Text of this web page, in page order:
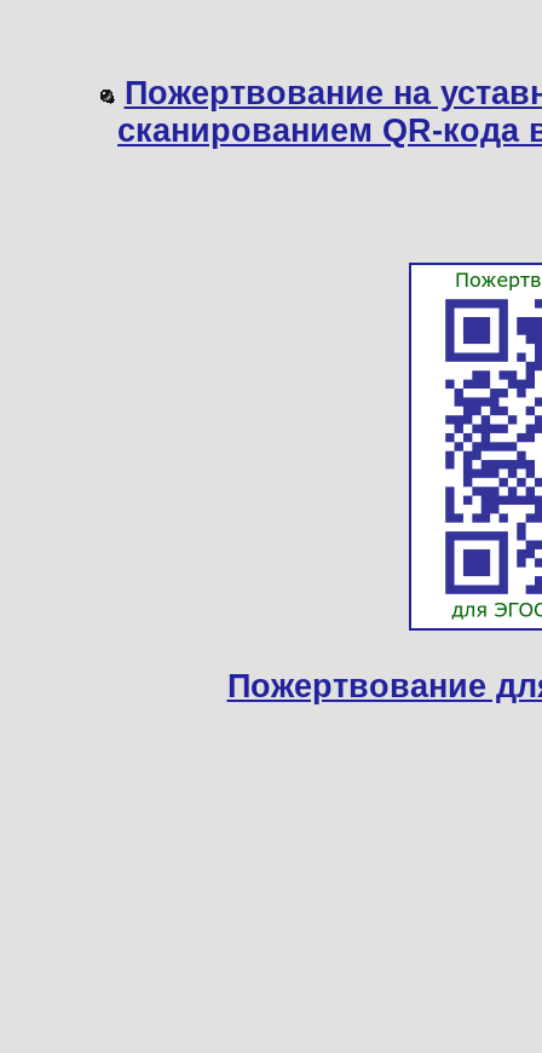
Пожертвование на
сканированием QR-
Пожертвование